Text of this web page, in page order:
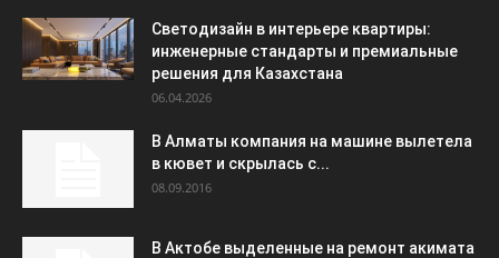
Светодизайн в интерьере квартиры:
инженерные стандарты и премиальные
решения для Казахстана
06.04.2026
В Алматы компания на машине вылетела
в кювет и скрылась с...
08.09.2016
В Актобе выделенные на ремонт акимата